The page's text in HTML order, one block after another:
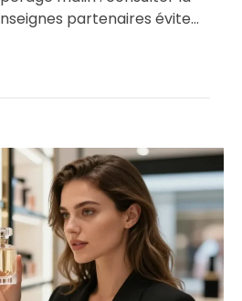
partenaires évite…